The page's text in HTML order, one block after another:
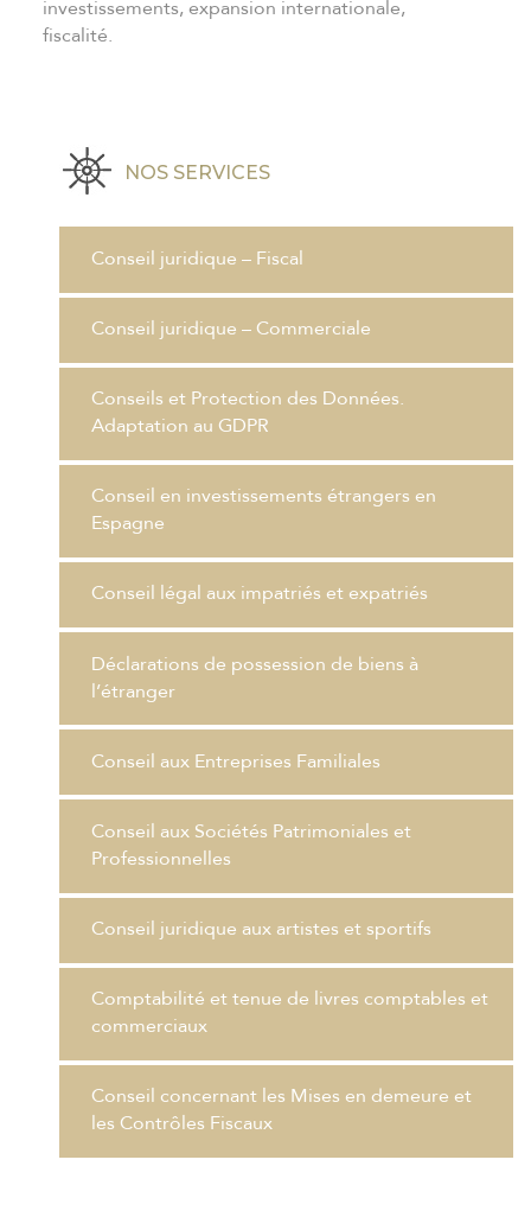
investissements, expansion internationale,
fiscalité.
NOS SERVICES
Conseil juridique – Fiscal
Conseil juridique – Commerciale
Conseils et Protection des Données.
Adaptation au GDPR
Conseil en investissements étrangers en
Espagne
Conseil légal aux impatriés et expatriés
Déclarations de possession de biens à
l’étranger
Conseil aux Entreprises Familiales
Conseil aux Sociétés Patrimoniales et
Professionnelles
Conseil juridique aux artistes et sportifs
Comptabilité et tenue de livres comptables et
commerciaux
Conseil concernant les Mises en demeure et
les Contrôles Fiscaux